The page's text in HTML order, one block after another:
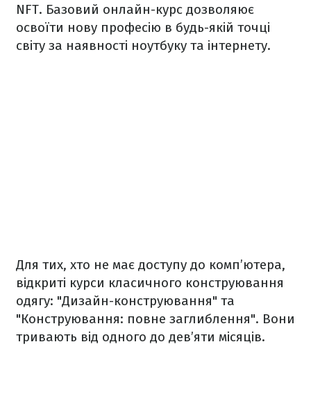
NFT. Базовий онлайн-курс дозволяює
освоїти нову професію в будь-якій точці
світу за наявності ноутбуку та інтернету.
Для тих, хто не має доступу до комп’ютера,
відкриті курси класичного конструювання
одягу: "Дизайн-конструювання" та
"Конструювання: повне заглиблення". Вони
тривають від одного до дев’яти місяців.